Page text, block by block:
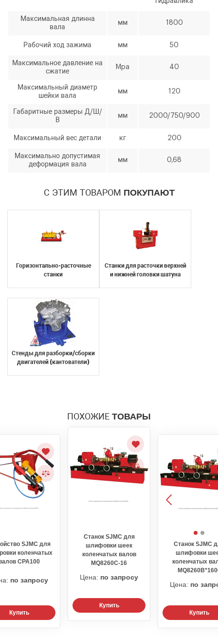
Максимальная длинна
вала
мм 1800
Рабочий ход зажима мм 50
Максимальное давление на
сжатие
Mpa 40
Максимальный диаметр
шейки вала
мм 120
Габаритные размеры Д/Ш/
В
мм 2000/750/900
Максимальный вес детали кг 200
Максимально допустимая
деформация вала
мм 0,68
С ЭТИМ ТОВАРОМ ПОКУПАЮТ
Горизонтально-расточные
станки
Станки для расточки верхней
и нижней головки шатуна
Стенды для разборки/сборки
двигателей (кантователи)
ПОХОЖИЕ ТОВАРЫ
SJMC для
коленчатых
CPA100
по запросу
Купить
Станок SJMC для
шлифовки шеек
коленчатых валов
MQ8260C-16
Цена: по запросу
Купить
Станок SJMC
шлифовки
коленчатых
Цена: по
Купить
-Уменьшить
еденицу
+Увеличить
еденицу
Я согласен с условиями
обработки
персональных данных
Отправить
персональных данных